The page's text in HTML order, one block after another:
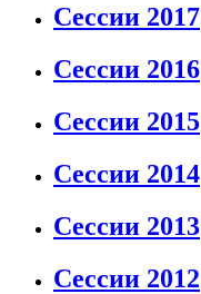
Сессии 2017
Сессии 2016
Сессии 2015
Сессии 2014
Сессии 2013
Сессии 2012